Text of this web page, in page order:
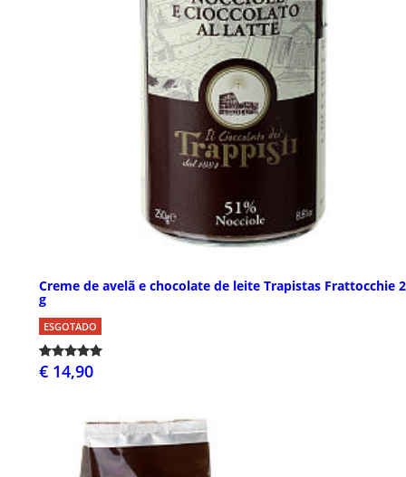
Creme de avelã e chocolate de leite Trapistas Frattocchie
g
ESGOTADO
€ 14,90